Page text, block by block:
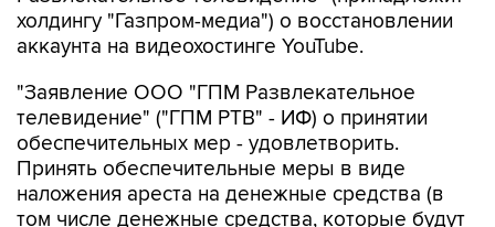
холдингу "Газпром-медиа") о восстановлении
аккаунта на видеохостинге YouTube.
"Заявление ООО "ГПМ Развлекательное
телевидение" ("ГПМ РТВ" - ИФ) о принятии
обеспечительных мер - удовлетворить.
Принять обеспечительные меры в виде
наложения ареста на денежные средства (в
том числе денежные средства, которые будут